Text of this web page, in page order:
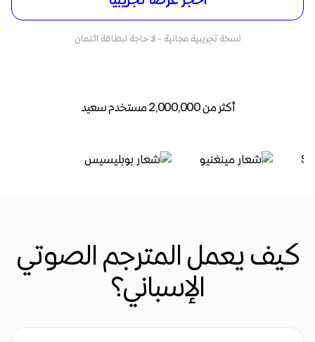
نسخة تجريبية مجانية - لا حاجة لبطاقة ائتمان
أكثر من 2,000,000 مستخدم سعيد
كيف يعمل المترجم الصوتي
الإسباني؟